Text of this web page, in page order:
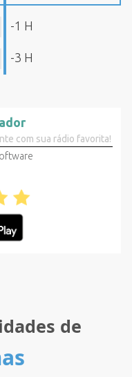
-1 H
-3 H
com sua rádio favorita!
de